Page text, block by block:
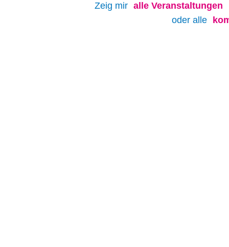
Zeig mir alle Veranstaltungen
oder alle